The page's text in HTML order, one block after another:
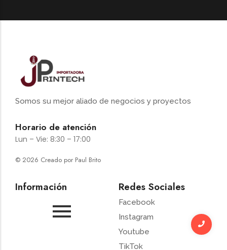
Somos su mejor aliado de negocios y proyectos
Horario de atención
Lun – Vie: 8:30 – 17:00
© 2026 Creado por Paul Brito
Información Redes Sociales
Facebook
Instagram
Youtube
TikTok